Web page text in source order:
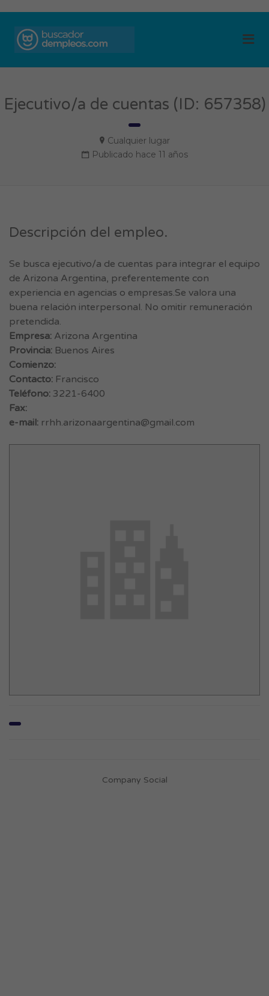
Ejecutivo/a de cuentas (ID: 657358)
Cualquier lugar
Publicado hace 11 años
Descripción del empleo.
Se busca ejecutivo/a de cuentas para integrar el equipo
de Arizona Argentina, preferentemente con
experiencia en agencias o empresas.Se valora una
buena relación interpersonal. No omitir remuneración
pretendida.
Empresa: Arizona Argentina
Provincia: Buenos Aires
Comienzo:
Contacto: Francisco
Teléfono: 3221-6400
Fax:
e-mail: rrhh.arizonaargentina@gmail.com
Company Social